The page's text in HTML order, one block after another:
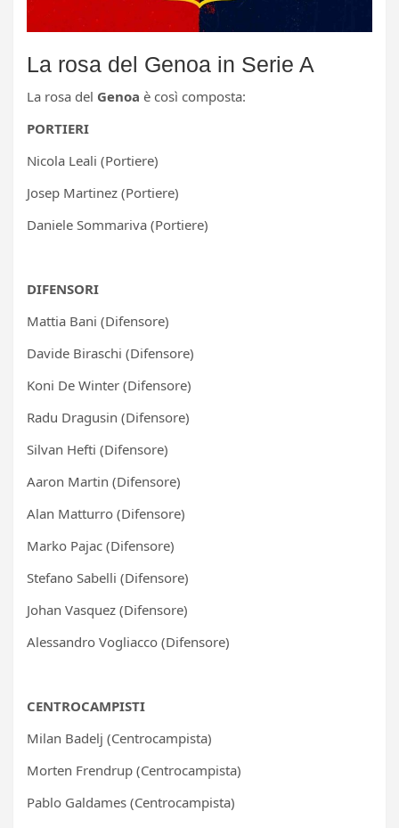
La rosa del Genoa in Serie A
La rosa del Genoa è così composta:
PORTIERI
Nicola Leali (Portiere)
Josep Martinez (Portiere)
Daniele Sommariva (Portiere)
DIFENSORI
Mattia Bani (Difensore)
Davide Biraschi (Difensore)
Koni De Winter (Difensore)
Radu Dragusin (Difensore)
Silvan Hefti (Difensore)
Aaron Martin (Difensore)
Alan Matturro (Difensore)
Marko Pajac (Difensore)
Stefano Sabelli (Difensore)
Johan Vasquez (Difensore)
Alessandro Vogliacco (Difensore)
CENTROCAMPISTI
Milan Badelj (Centrocampista)
Morten Frendrup (Centrocampista)
Pablo Galdames (Centrocampista)